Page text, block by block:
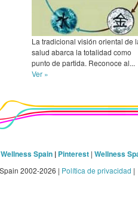
La tradicional visión oriental de
salud abarca la totalidad como
punto de partida. Reconoce al...
Ver »
Spain | Pinterest | Wellness
2002-2026 | Política de privacidad |